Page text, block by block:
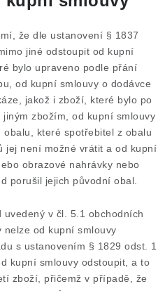
že dle ustanovení § 1837
jiné odstoupit od kupní
bylo upraveno podle přání
od kupní smlouvy o dodávce
jakož i zboží, které bylo po
zbožím, od kupní smlouvy
které spotřebitel z obalu
jej není možné vrátit a od kupní
obrazové nahrávky nebo
porušil jejich původní obal.
v čl. 5.1 obchodních
od kupní smlouvy
s ustanovením § 1829 odst. 1
kupní smlouvy odstoupit, a to
zboží, přičemž v případě, že